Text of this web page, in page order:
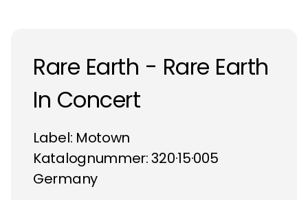
Rare Earth - Rare Earth
In Concert
Label: Motown
Katalognummer: 320·15·005
Germany